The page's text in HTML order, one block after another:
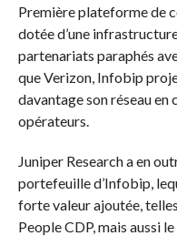
Première plateforme de
dotée d’une
partenariats paraphés
que Verizon, Infobip
davantage son réseau en
opérateurs.
Juniper Research a en
portefeuille d’Infobip,
forte valeur ajoutée,
People CDP, mais aussi